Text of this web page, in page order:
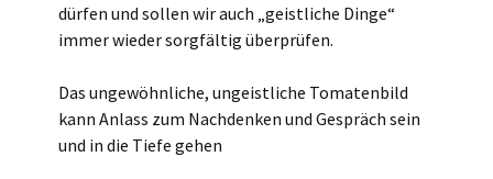
dürfen und sollen wir auch „geistliche Dinge“
immer wieder sorgfältig überprüfen.
Das ungewöhnliche, ungeistliche Tomatenbild
kann Anlass zum Nachdenken und Gespräch sein
und in die Tiefe gehen